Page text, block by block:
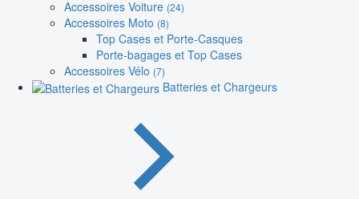
Accessoires Voiture (24)
Accessoires Moto (8)
Top Cases et Porte-Casques
Porte-bagages et Top Cases
Accessoires Vélo (7)
Batteries et Chargeurs